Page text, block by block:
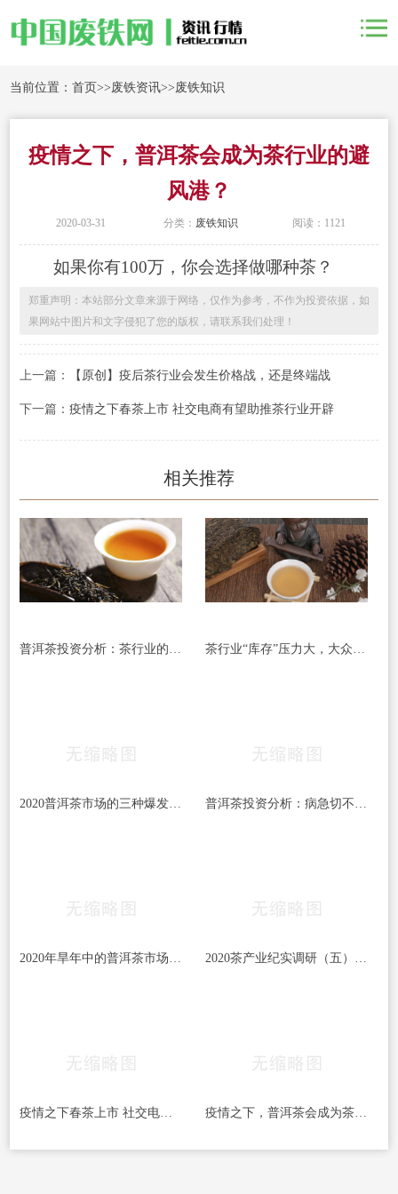
当前位置：首页>>废铁资讯>>废铁知识
疫情之下，普洱茶会成为茶行业的避
风港？
2020-03-31 分类： 废铁知识 阅读：1121
如果你有100万，你会选择做哪种茶？
郑重声明：本站部分文章来源于网络，仅作为参考，不作为投资依据，如
果网站中图片和文字侵犯了您的版权，请联系我们处理！
上一篇： 【原创】疫后茶行业会发生价格战，还是终端战
下一篇： 疫情之下春茶上市 社交电商有望助推茶行业开辟
相关推荐
2020普洱茶市场的三种爆发可能，快销茶或成最大
疫情之下春茶上市 社交电商有望助推茶行业开辟 疫情之下，普洱茶会成为茶行业的避风港？